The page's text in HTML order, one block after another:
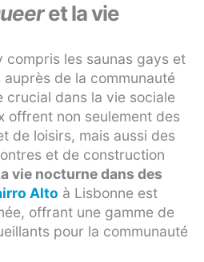
et la vie
compris les saunas gays et
de la communauté
crucial dans la vie sociale
offrent non seulement des
de loisirs, mais aussi des
et de construction
vie nocturne dans des
Alto à Lisbonne est
offrant une gamme de
pour la communauté